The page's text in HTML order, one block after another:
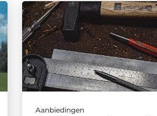
Aanbiedingen